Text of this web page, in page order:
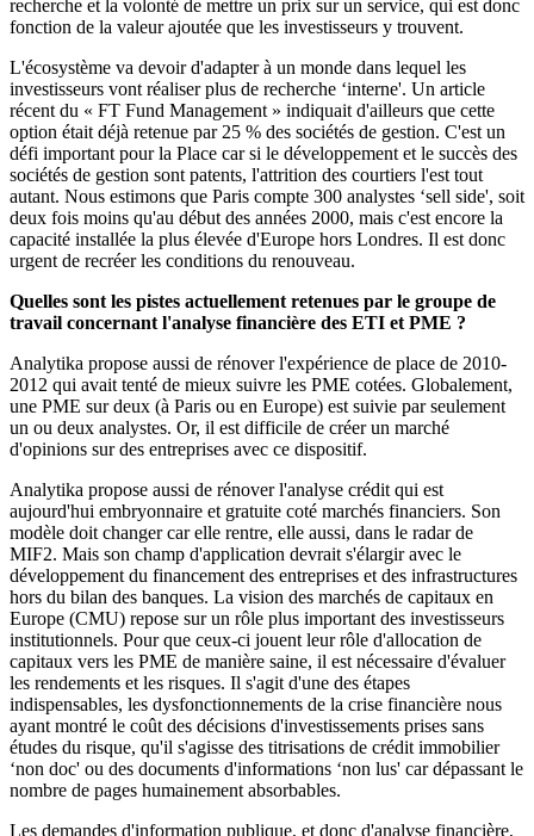
recherche et la volonté de mettre un prix sur un service, qui est donc
fonction de la valeur ajoutée que les investisseurs y trouvent.
L'écosystème va devoir d'adapter à un monde dans lequel les
investisseurs vont réaliser plus de recherche ‘interne'. Un article
récent du « FT Fund Management » indiquait d'ailleurs que cette
option était déjà retenue par 25 % des sociétés de gestion. C'est un
défi important pour la Place car si le développement et le succès des
sociétés de gestion sont patents, l'attrition des courtiers l'est tout
autant. Nous estimons que Paris compte 300 analystes ‘sell side', soit
deux fois moins qu'au début des années 2000, mais c'est encore la
capacité installée la plus élevée d'Europe hors Londres. Il est donc
urgent de recréer les conditions du renouveau.
Quelles sont les pistes actuellement retenues par le groupe de
travail concernant l'analyse financière des ETI et PME ?
Analytika propose aussi de rénover l'expérience de place de 2010-
2012 qui avait tenté de mieux suivre les PME cotées. Globalement,
une PME sur deux (à Paris ou en Europe) est suivie par seulement
un ou deux analystes. Or, il est difficile de créer un marché
d'opinions sur des entreprises avec ce dispositif.
Analytika propose aussi de rénover l'analyse crédit qui est
aujourd'hui embryonnaire et gratuite coté marchés financiers. Son
modèle doit changer car elle rentre, elle aussi, dans le radar de
MIF2. Mais son champ d'application devrait s'élargir avec le
développement du financement des entreprises et des infrastructures
hors du bilan des banques. La vision des marchés de capitaux en
Europe (CMU) repose sur un rôle plus important des investisseurs
institutionnels. Pour que ceux-ci jouent leur rôle d'allocation de
capitaux vers les PME de manière saine, il est nécessaire d'évaluer
les rendements et les risques. Il s'agit d'une des étapes
indispensables, les dysfonctionnements de la crise financière nous
ayant montré le coût des décisions d'investissements prises sans
études du risque, qu'il s'agisse des titrisations de crédit immobilier
‘non doc' ou des documents d'informations ‘non lus' car dépassant le
nombre de pages humainement absorbables.
Les demandes d'information publique, et donc d'analyse financière,